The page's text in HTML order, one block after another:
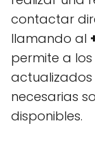
contactar
llamando al
permite a
necesarias
disponibles.